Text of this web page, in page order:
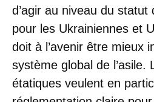
d’agir au niveau du statut
pour les Ukrainiennes et
doit à l’avenir être mieux
système global de l’asile.
étatiques veulent en